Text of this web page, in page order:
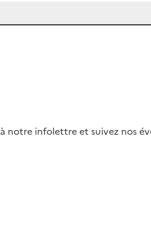
notre infolettre et suivez nos